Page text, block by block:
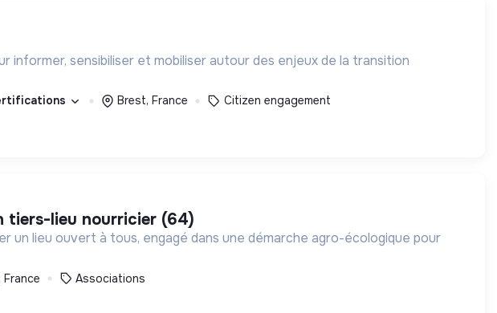
sensibiliser et mobiliser autour des enjeux de la transition
Brest, France Citizen engagement
tiers-lieu nourricier (64)
un lieu ouvert à tous, engagé dans une démarche agro-écologique pour
France Associations